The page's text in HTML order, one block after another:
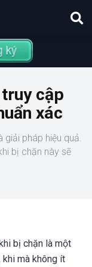
cập
xác
pháp hiệu quả.
bị chặn này sẽ
bị chặn là một
khi mà không ít